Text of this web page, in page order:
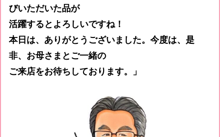
びいただいた品が
活躍するとよろしいですね！
本日は、ありがとうございました。今度は、是
非、お母さまとご一緒の
ご来店をお待ちしております。」